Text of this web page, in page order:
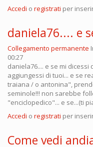
Accedi o registrati per
daniela76.... e
Collegamento permanente
00:27
daniela76.... e se mi
aggiungessi di tuoi... e se
traiana / o antonina",
seminole!!! non sarebbe
"enciclopedico"... e se...(ti
Accedi o registrati per
Come vedi